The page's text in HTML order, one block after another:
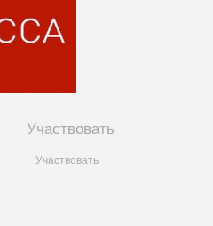
Участвовать
- Участвовать